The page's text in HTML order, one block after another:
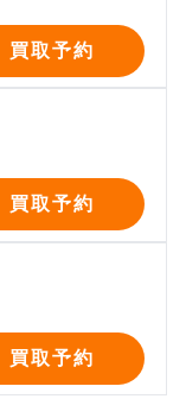
買取予約
買取予約
買取予約